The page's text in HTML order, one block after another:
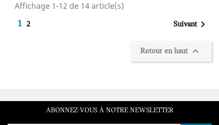
Affichage 1-12 de 14 article(s)
1 2 Suivant
Retour en haut 
ABONNEZ-VOUS À NOTRE NEWSLETTER